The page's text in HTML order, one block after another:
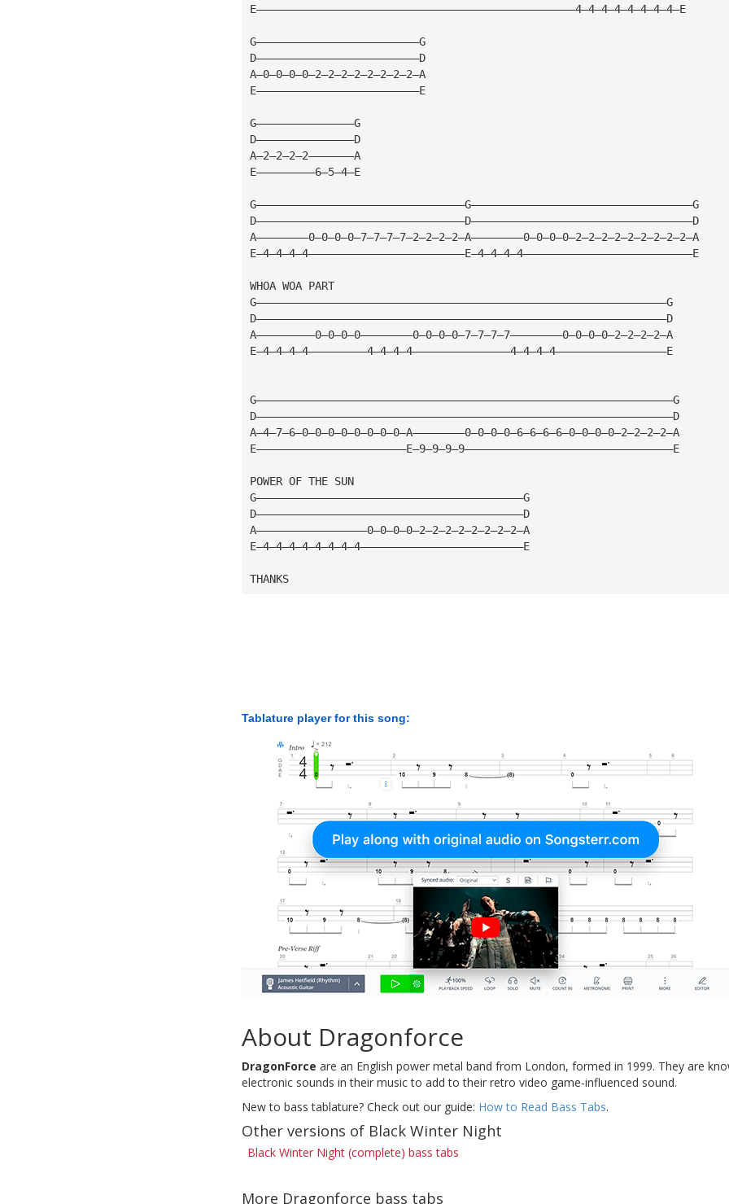
E—————————————————————————————————————————————————4—4—4—4—4—4—4—4—E
G—————————————————————————G
D—————————————————————————D
A—0—0—0—0—2—2—2—2—2—2—2—2—A
E—————————————————————————E
G———————————————G
D———————————————D
A—2—2—2—2———————A
E—————————6—5—4—E
G————————————————————————————————G——————————————————————————————————G
D————————————————————————————————D——————————————————————————————————D
A————————0—0—0—0—7—7—7—7—2—2—2—2—A————————0—0—0—0—2—2—2—2—2—2—2—2—2—A
E—4—4—4—4————————————————————————E—4—4—4—4——————————————————————————E
WHOA WOA PART
G———————————————————————————————————————————————————————————————G
D———————————————————————————————————————————————————————————————D
A—————————0—0—0—0————————0—0—0—0—7—7—7—7————————0—0—0—0—2—2—2—2—A
E—4—4—4—4—————————4—4—4—4———————————————4—4—4—4—————————————————E
G————————————————————————————————————————————————————————————————G
D————————————————————————————————————————————————————————————————D
A—4—7—6—0—0—0—0—0—0—0—0—A————————0—0—0—0—6—6—6—6—0—0—0—0—2—2—2—2—A
E———————————————————————E—9—9—9—9————————————————————————————————E
POWER OF THE SUN
G—————————————————————————————————————————G
D—————————————————————————————————————————D
A—————————————————0—0—0—0—2—2—2—2—2—2—2—2—A
E—4—4—4—4—4—4—4—4—————————————————————————E
THANKS
Tablature player for this song:
About Dragonforce
DragonForce are an English power metal band from London, formed in 1999. They are
electronic sounds in their music to add to their retro video game-influenced sound.
New to bass tablature? Check out our guide: How to Read Bass Tabs.
Other versions of Black Winter Night
Black Winter Night (complete) bass tabs
More Dragonforce bass tabs